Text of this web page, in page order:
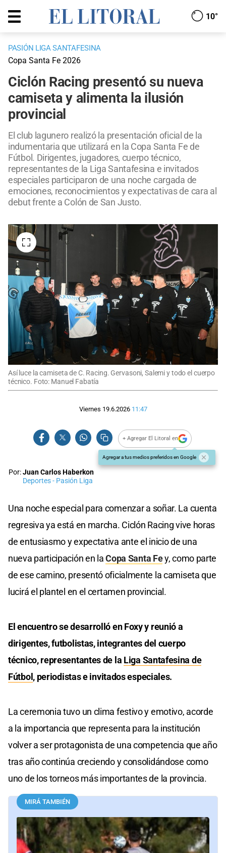
10°
PASIÓN LIGA SANTAFESINA
Copa Santa Fe 2026
Ciclón Racing presentó su nueva
camiseta y alimenta la ilusión
provincial
El club lagunero realizó la presentación oficial de la
indumentaria que utilizará en la Copa Santa Fe de
Fútbol. Dirigentes, jugadores, cuerpo técnico,
representantes de la Liga Santafesina e invitados
especiales participaron de una noche cargada de
emociones, reconocimientos y expectativas de cara al
debut frente a Colón de San Justo.
Así luce la camiseta de C. Racing. Gervasoni, Salemi y todo el cuerpo
técnico. Foto: Manuel Fabatía
Viernes 19.6.2026 11:47
+ Agregar El Litoral en
Agregar a tus medios preferidos en Google
Por:Juan Carlos Haberkon
Deportes - Pasión Liga
Una noche especial para comenzar a soñar. La cuenta
regresiva ya está en marcha. Ciclón Racing vive horas
de entusiasmo y expectativa ante el inicio de una
nueva participación en laCopa Santa Fey, como parte
de ese camino, presentó oficialmente la camiseta que
lucirá el plantel en el certamen provincial.
El encuentro se desarrolló en Foxy y reunió a
dirigentes, futbolistas, integrantes del cuerpo
técnico, representantes de la Liga Santafesina de
Fútbol, periodistas e invitados especiales.
La ceremonia tuvo un clima festivo y emotivo, acorde
a la importancia que representa para la institución
volver a ser protagonista de una competencia que año
tras año continúa creciendo y consolidándose como
uno de los torneos más importantes de la provincia.
MIRÁ TAMBIÉN